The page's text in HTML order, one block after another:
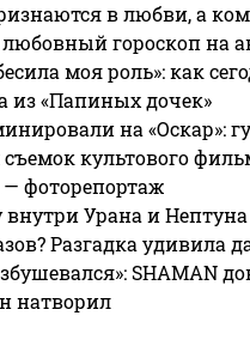
в любви, а
любовный гороскоп на
моя роль»: как
из «Папиных дочек»
на «Оскар»:
культового
фоторепортаж
Урана и
Разгадка удивила
SHAMAN
натворил